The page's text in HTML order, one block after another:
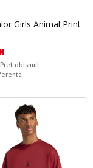
Girls Animal Print
Pret obisnuit